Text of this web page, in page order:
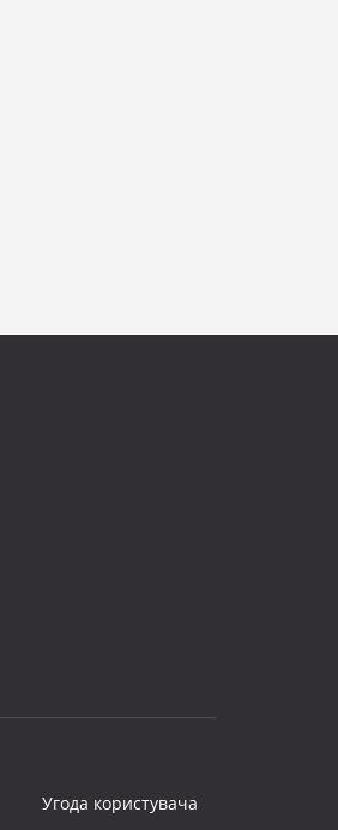
Угода користувача